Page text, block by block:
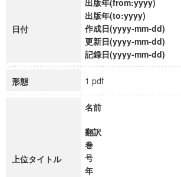
日付
出版年(from:yyyy)
出版年(to:yyyy)
作成日(yyyy-mm-dd)
更新日(yyyy-mm-dd)
記録日(yyyy-mm-dd)
形態 1 pdf
上位タイトル
名前
翻訳
巻
号
年